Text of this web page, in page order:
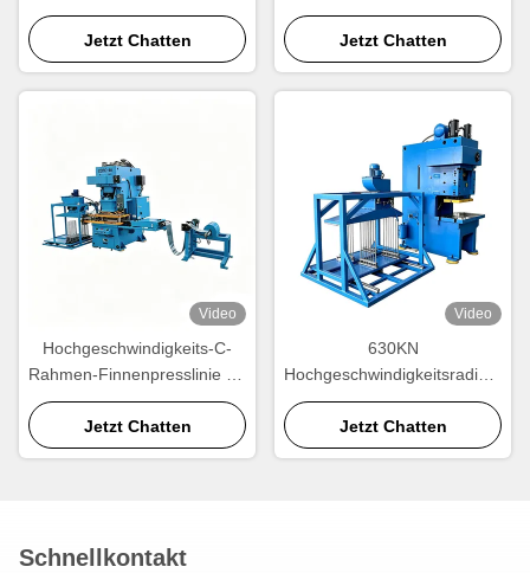
Speed Welle Aluminium Fin
Produktionsanlage
Jetzt Chatten
Finnenpressmaschine.
Automatische Aluminium-
Kühlkörper-Finnenform-
Ausrüstung für die
Großproduktion.
Jetzt Chatten
Video
Hochgeschwindigkeits-C-
Rahmen-Finnenpresslinie für
die Herstellung von
Heizkörpern und
Wärmetauschern
Jetzt Chatten
Video
630KN
Hochgeschwindigkeitsradiato
r Flossenformmaschine für
die Produktion von
Aluminiumradiatoren
Jetzt Chatten
Schnellkontakt